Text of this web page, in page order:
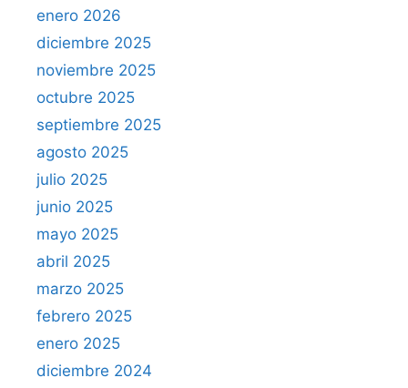
enero 2026
diciembre 2025
noviembre 2025
octubre 2025
septiembre 2025
agosto 2025
julio 2025
junio 2025
mayo 2025
abril 2025
marzo 2025
febrero 2025
enero 2025
diciembre 2024